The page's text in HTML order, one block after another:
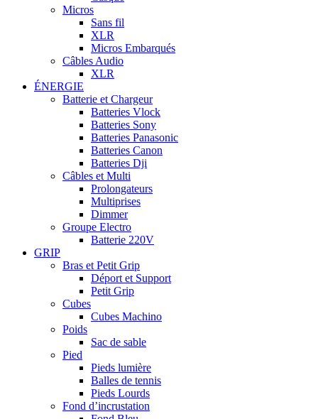
Micros
Sans fil
XLR
Micros Embarqués
Câbles Audio
XLR
ÉNERGIE
Batterie et Chargeur
Batteries Vlock
Batteries Sony
Batteries Panasonic
Batteries Canon
Batteries Dji
Câbles et Multi
Prolongateurs
Multiprises
Dimmer
Groupe Electro
Batterie 220V
GRIP
Bras et Petit Grip
Déport et Support
Petit Grip
Cubes
Cubes Machino
Poids
Sac de sable
Pied
Pieds lumière
Balles de tennis
Pieds Lourds
Fond d’incrustation